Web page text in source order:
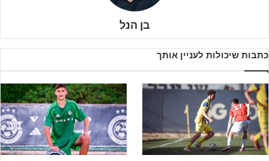
הצהובים כחולים מול הירוקים מהכרמל, היהלומים מול האדומים
מוולפסון, ארבע מהקבוצות שהגיעו רחוק מאוד העונה במפעל יאבקו על
בן הנל
כתבות שיכולות לעניין אותך